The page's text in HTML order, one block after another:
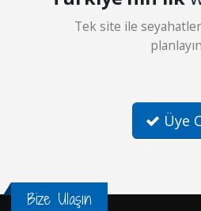
Tek site ile
Üye
Bize Ulaşın